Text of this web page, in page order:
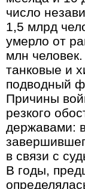
число
1,5 млрд
умерло от
млн
танковые и
подводный
Причины
резкого
державами:
в связи с
В годы,